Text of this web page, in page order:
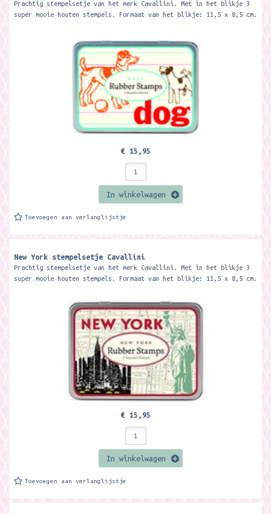
Prachtig stempelsetje van het merk Cavallini. Met in het blikje 3
super mooie houten stempels. Formaat van het blikje: 11,5 x 8,5 cm.
€ 15,95
In winkelwagen
Toevoegen aan verlanglijstje
New York stempelsetje Cavallini
Prachtig stempelsetje van het merk Cavallini. Met in het blikje 3
super mooie houten stempels. Formaat van het blikje: 11,5 x 8,5 cm.
€ 15,95
In winkelwagen
Toevoegen aan verlanglijstje